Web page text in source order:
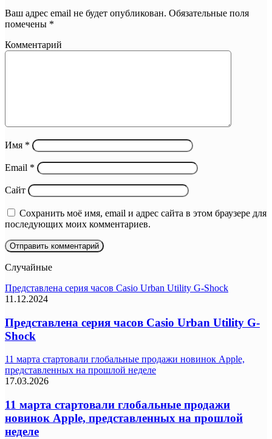
Ваш адрес email не будет опубликован. Обязательные поля
помечены *
Комментарий
Имя *
Email *
Сайт
Сохранить моё имя, email и адрес сайта в этом браузере для
последующих моих комментариев.
Случайные
Представлена серия часов Casio Urban Utility G-Shock
11.12.2024
Представлена серия часов Casio Urban Utility G-
Shock
11 марта стартовали глобальные продажи новинок Apple,
представленных на прошлой неделе
17.03.2026
11 марта стартовали глобальные продажи
новинок Apple, представленных на прошлой
неделе